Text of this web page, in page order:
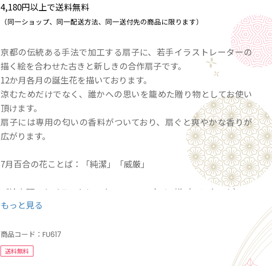
4,180円以上で送料無料
（同一ショップ、同一配送方法、同一送付先の商品に限ります）
京都の伝統ある手法で加工する扇子に、若手イラストレーターの
描く絵を合わせた古きと新しきの合作扇子です。
12か月各月の誕生花を描いております。
涼むためだけでなく、誰かへの思いを籠めた贈り物としてお使い
頂けます。
扇子には専用の匂いの香料がついており、扇ぐと爽やかな香りが
広がります。
7月百合の花ことば：「純潔」「威厳」
ご協力頂いたイラストレーター：momobuta 様（ペンネーム）
【プロフィール】栃木県出身のイラストレーター様。
Tシャツデザインコンペにてイラストデザインを採用され、
それ以降フリーのイラストレーターとして情報誌や電子書籍の挿
もっと見る
商品コード：FU617
送料無料